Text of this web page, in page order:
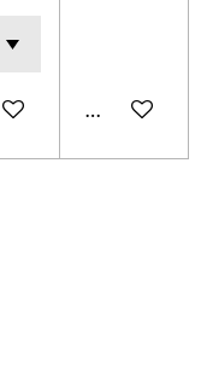
WarenkorbIn den